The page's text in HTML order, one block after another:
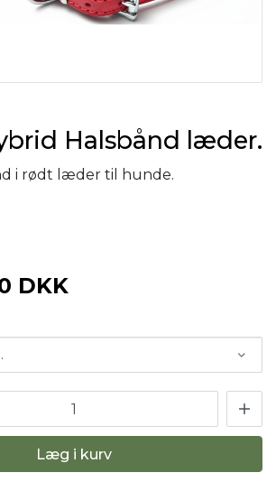
Halsbånd læder.
i rødt læder til hunde.
DKK
Læg i kurv